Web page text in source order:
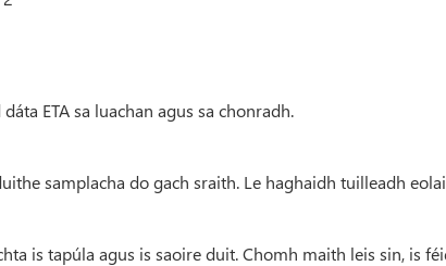
ETA sa luachan agus sa chonradh.
samplacha do gach sraith. Le haghaidh tuilleadh
is tapúla agus is saoire duit. Chomh maith leis sin, is